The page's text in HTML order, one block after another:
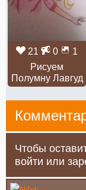
21 0
1
Рисуем
Полумну Лавгуд
Чтобы
войти или